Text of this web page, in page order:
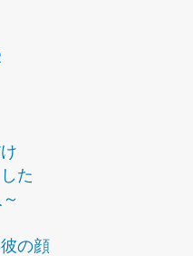
た
の顔